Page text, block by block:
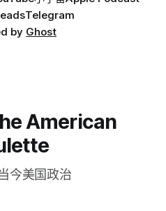
Telegram
by Ghost
American
今美国政治